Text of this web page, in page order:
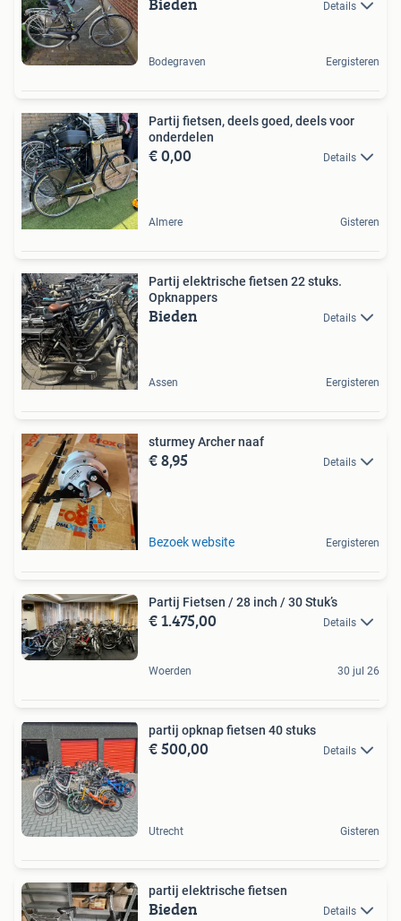
Details
Bodegraven Eergisteren
Partij fietsen, deels goed, deels voor
onderdelen
€ 0,00 Details
Almere Gisteren
Partij elektrische fietsen 22 stuks.
Opknappers
Bieden Details
Assen Eergisteren
sturmey Archer naaf
€ 8,95 Details
Bezoek website Eergisteren
Partij Fietsen / 28 inch / 30 Stuk’s
€ 1.475,00 Details
Woerden 30 jul 26
partij opknap fietsen 40 stuks
€ 500,00 Details
Utrecht Gisteren
partij elektrische fietsen
Bieden Details